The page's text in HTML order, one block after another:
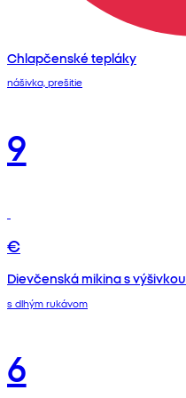
Chlapčenské tepláky
nášivka, prešitie
9
€
Dievčenská mikina s výšivkou
s dlhým rukávom
6